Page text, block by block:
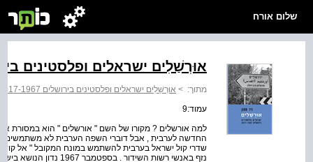
שלום אורח
אוּרְשַׁלִים ישראלים ופלסטינים בירושלים
מתוך: > אוּרְשַׁלִים ישראלים ופלסטינים בירושלים 2017-1967
עמוד:9
למה אורשלים ? מקורו של השם " אורשלים " הוא במסורת
החדשה לערבית , אבל דוברי השפה הערבית לא משתמשים
שדרי קול ישראל בערבית להשתמש במונח המקובל " אל
נזף באנשי רשות השידור .